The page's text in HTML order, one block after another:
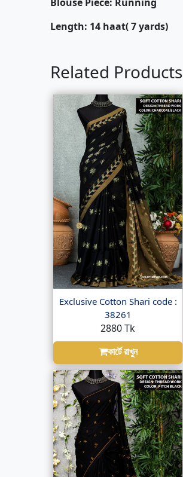
Length: 14 haat( 7 yards)
Related Products
Exclusive Cotton Shari code :
38261
2880 Tk
কার্টে রাখুন